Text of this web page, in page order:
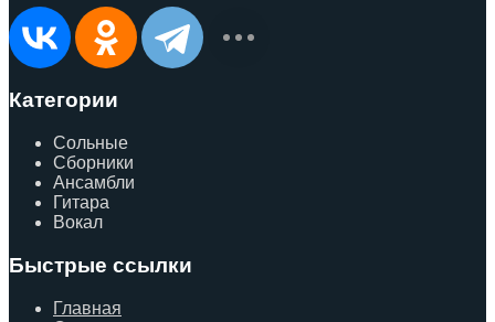
Категории
Сольные
Сборники
Ансамбли
Гитара
Вокал
Быстрые ссылки
Главная